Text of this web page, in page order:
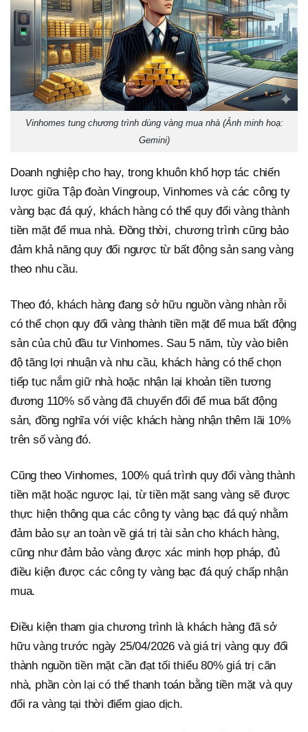
Vinhomes tung chương trình dùng vàng mua nhà (Ảnh minh hoạ:
Gemini)
Doanh nghiệp cho hay, trong khuôn khổ hợp tác chiến
lược giữa Tập đoàn Vingroup, Vinhomes và các công ty
vàng bạc đá quý, khách hàng có thể quy đổi vàng thành
tiền mặt để mua nhà. Đồng thời, chương trình cũng bảo
đảm khả năng quy đổi ngược từ bất động sản sang vàng
theo nhu cầu.
Theo đó, khách hàng đang sở hữu nguồn vàng nhàn rỗi
có thể chọn quy đổi vàng thành tiền mặt để mua bất động
sản của chủ đầu tư Vinhomes. Sau 5 năm, tùy vào biên
độ tăng lợi nhuận và nhu cầu, khách hàng có thể chọn
tiếp tục nắm giữ nhà hoặc nhận lại khoản tiền tương
đương 110% số vàng đã chuyển đổi để mua bất động
sản, đồng nghĩa với việc khách hàng nhận thêm lãi 10%
trên số vàng đó.
Cũng theo Vinhomes, 100% quá trình quy đổi vàng thành
tiền mặt hoặc ngược lại, từ tiền mặt sang vàng sẽ được
thực hiện thông qua các công ty vàng bạc đá quý nhằm
đảm bảo sự an toàn về giá trị tài sản cho khách hàng,
cũng như đảm bảo vàng được xác minh hợp pháp, đủ
điều kiện được các công ty vàng bạc đá quý chấp nhận
mua.
Điều kiện tham gia chương trình là khách hàng đã sở
hữu vàng trước ngày 25/04/2026 và giá trị vàng quy đổi
thành nguồn tiền mặt cần đạt tối thiểu 80% giá trị căn
nhà, phần còn lại có thể thanh toán bằng tiền mặt và quy
đổi ra vàng tại thời điểm giao dịch.